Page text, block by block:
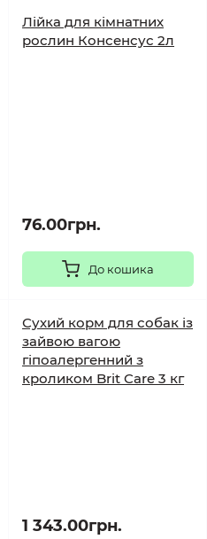
Лійка для кімнатних
рослин Консенсус 2л
76.00грн.
До кошика
Сухий корм для собак із
зайвою вагою
гіпоалергенний з
кроликом Brit Care 3 кг
1 343.00грн.